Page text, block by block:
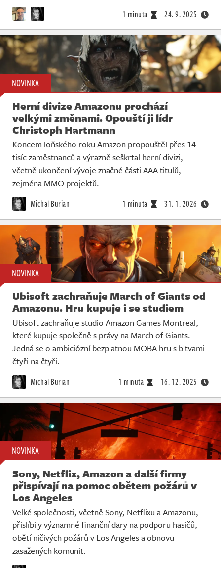
1 minuta 24. 9. 2025
NOVINKA
Herní divize Amazonu prochází
velkými změnami. Opouští ji lídr
Christoph Hartmann
Koncem loňského roku Amazon propouštěl přes 14
tisíc zaměstnanců a výrazně seškrtal herní divizi,
včetně ukončení vývoje značné části AAA titulů,
zejména MMO projektů.
Michal Burian 1 minuta 31. 1. 2026
NOVINKA
Ubisoft zachraňuje March of Giants od
Amazonu. Hru kupuje i se studiem
Ubisoft zachraňuje studio Amazon Games Montreal,
které kupuje společně s právy na March of Giants.
Jedná se o ambiciózní bezplatnou MOBA hru s bitvami
čtyři na čtyři.
Michal Burian 1 minuta 16. 12. 2025
NOVINKA
Sony, Netflix, Amazon a další firmy
přispívají na pomoc obětem požárů v
Los Angeles
Velké společnosti, včetně Sony, Netflixu a Amazonu,
přislíbily významné finanční dary na podporu hasičů,
obětí ničivých požárů v Los Angeles a obnovu
zasažených komunit.